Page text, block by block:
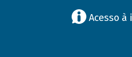
Acesso